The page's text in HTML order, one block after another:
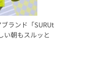
ブランド「SURUt
い朝もスルッと